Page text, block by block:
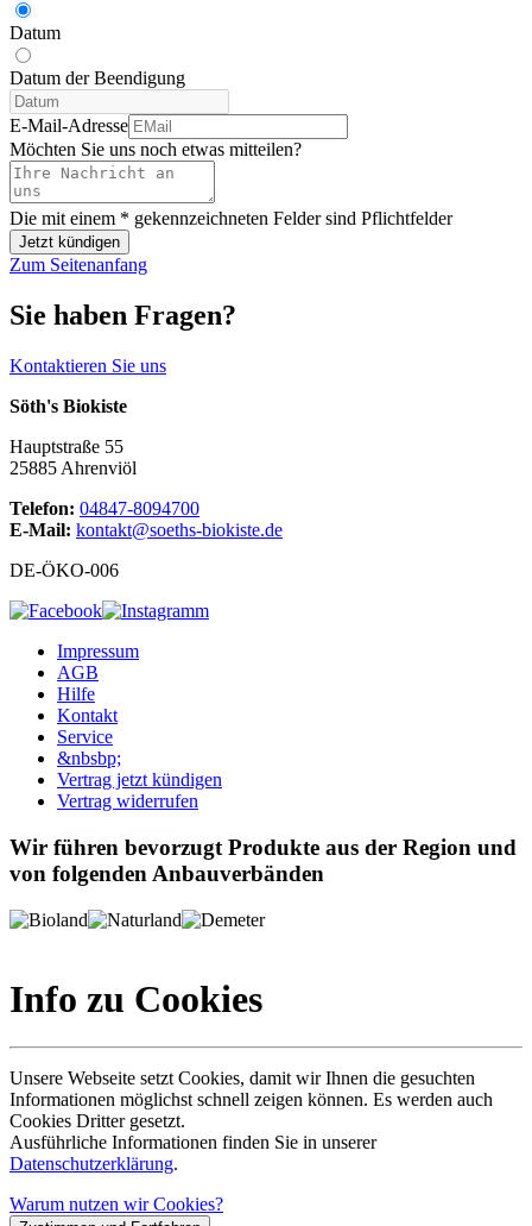
Datum
Datum der Beendigung
E-Mail-Adresse
Möchten Sie uns noch etwas mitteilen?
Die mit einem * gekennzeichneten Felder sind Pflichtfelder
Zum Seitenanfang
Sie haben Fragen?
Kontaktieren Sie uns
Söth's Biokiste
Hauptstraße 55
25885 Ahrenviöl
Telefon: 04847-8094700
E-Mail: kontakt@soeths-biokiste.de
DE-ÖKO-006
Impressum
AGB
Hilfe
Kontakt
Service
&nbsbp;
Vertrag jetzt kündigen
Vertrag widerrufen
Wir führen bevorzugt Produkte aus der Region und
von folgenden Anbauverbänden
Info zu Cookies
Unsere Webseite setzt Cookies, damit wir Ihnen die gesuchten
Informationen möglichst schnell zeigen können. Es werden auch
Cookies Dritter gesetzt.
Ausführliche Informationen finden Sie in unserer
Datenschutzerklärung.
Warum nutzen wir Cookies?